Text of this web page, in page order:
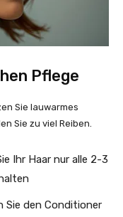
Pflege
Sie lauwarmes
Sie zu viel Reiben.
Ihr Haar nur alle 2-3
Sie den Conditioner